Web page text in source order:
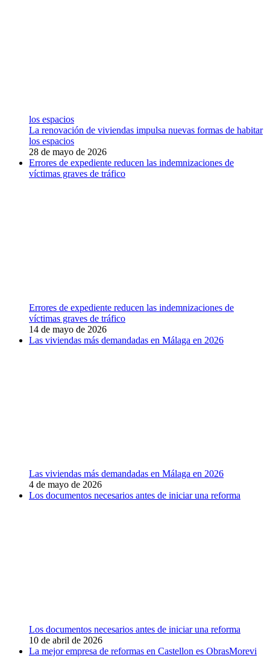
los espacios
La renovación de viviendas impulsa nuevas formas de habitar
los espacios
28 de mayo de 2026
Errores de expediente reducen las indemnizaciones de
víctimas graves de tráfico
Errores de expediente reducen las indemnizaciones de
víctimas graves de tráfico
14 de mayo de 2026
Las viviendas más demandadas en Málaga en 2026
Las viviendas más demandadas en Málaga en 2026
4 de mayo de 2026
Los documentos necesarios antes de iniciar una reforma
Los documentos necesarios antes de iniciar una reforma
10 de abril de 2026
La mejor empresa de reformas en Castellon es ObrasMorevi